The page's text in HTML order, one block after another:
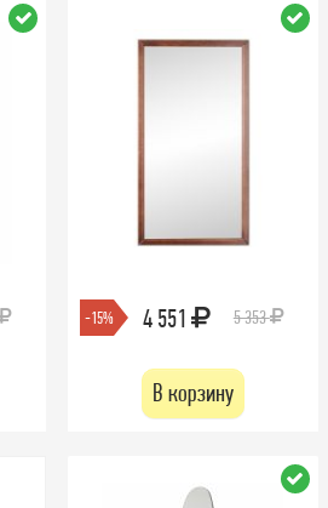
-15% 4 551 5 353
В корзину